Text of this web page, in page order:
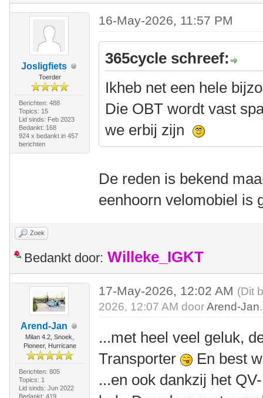
Josligfiets
Toerder
Berichten: 488
Topics: 15
Lid sinds: Feb 2023
Bedankt: 168
924 x bedankt in 457
berichten
16-May-2026, 11:57 PM
365cycle schreef:
Ikheb net een hele
Die OBT wordt vast
we erbij zijn
De reden is bekend
eenhoorn velomobiel is
Zoek
Bedankt door: Willeke_IGKT
Arend-Jan
Milan 4.2, Snoek,
Pioneer, Hurricane
Berichten: 805
Topics: 1
Lid sinds: Jun 2022
Bedankt: 419
17-May-2026, 12:02 AM (Dit
2026, 12:07 AM doorArend-Jan
...met heel veel geluk,
Transporter
En best
...en ook dankzij het